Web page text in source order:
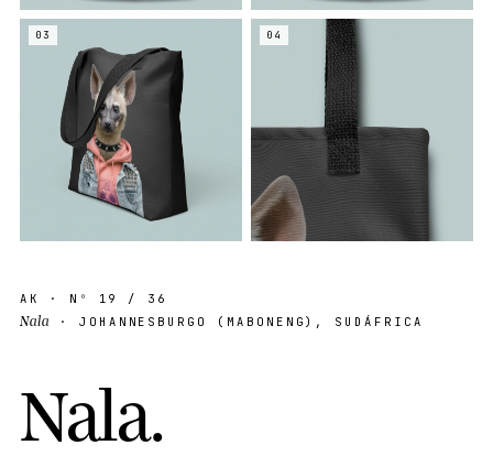
03 04
AK · Nº 19 / 36
Nala · JOHANNESBURGO (MABONENG), SUDÁFRICA
Nala.